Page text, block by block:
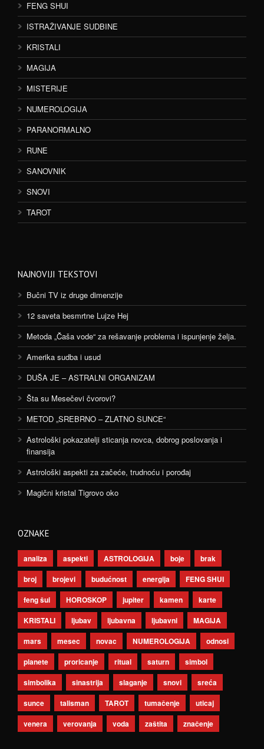
FENG SHUI
ISTRAŽIVANJE SUDBINE
KRISTALI
MAGIJA
MISTERIJE
NUMEROLOGIJA
PARANORMALNO
RUNE
SANOVNIK
SNOVI
TAROT
NAJNOVIJI TEKSTOVI
Bučni TV iz druge dimenzije
12 saveta besmrtne Lujze Hej
Metoda „Čaša vode“ za rešavanje problema i ispunjenje želja.
Amerika sudba i usud
DUŠA JE – ASTRALNI ORGANIZAM
Šta su Mesečevi čvorovi?
METOD „SREBRNO – ZLATNO SUNCE“
Astrološki pokazatelji sticanja novca, dobrog poslovanja i
finansija
Astrološki aspekti za začeće, trudnoću i porođaj
Magični kristal Tigrovo oko
OZNAKE
analiza aspekti ASTROLOGIJA boje
brak
broj
brojevi budućnost energija
FENG SHUI
feng šui
HOROSKOP jupiter kamen
karte
KRISTALI
ljubav ljubavna ljubavni
MAGIJA
mars
mesec novac NUMEROLOGIJA
odnosi
planete
proricanje ritual saturn
simbol
simbolika
sinastrija slaganje snovi
sreća
sunce
talisman TAROT tumačenje
uticaj
venera
verovanja voda zaštita značenje